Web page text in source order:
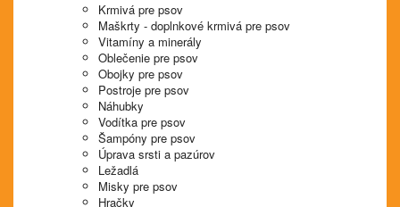
Krmivá pre psov
Maškrty - doplnkové krmivá pre psov
Vitamíny a minerály
Oblečenie pre psov
Obojky pre psov
Postroje pre psov
Náhubky
Vodítka pre psov
Šampóny pre psov
Úprava srsti a pazúrov
Ležadlá
Misky pre psov
Hračky